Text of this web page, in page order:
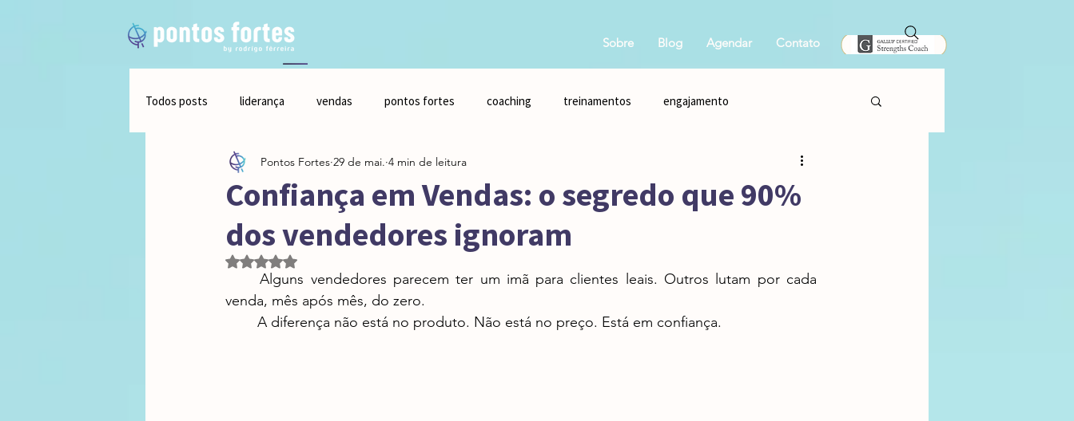
Sobre Blog Agendar Contato
Todos posts liderança vendas pontos fortes coaching treinamentos engajamento
talentos para o sucesso
Confiança em Vendas: o segredo que 90%
dos vendedores ignoram
Pontos Fortes 29 de mai. 4 min de leitura
Avaliado com NaN de 5 estrelas.
	Alguns vendedores parecem ter um imã para clientes leais. Outros lutam por cada
venda, mês após mês, do zero.
	A diferença não está no produto. Não está no preço. Está em confiança.